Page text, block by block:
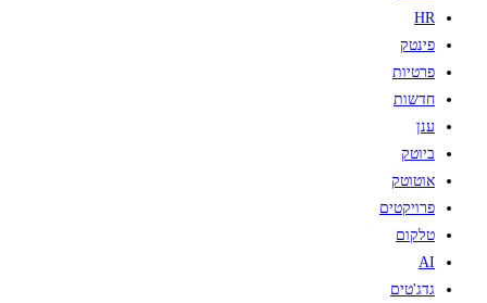
HR
פינטק
פרטיות
חדשות
ענן
ביוטק
אוטוטק
פרויקטים
טלקום
AI
גדג'טים